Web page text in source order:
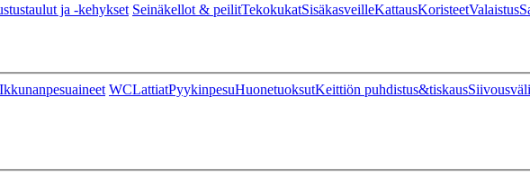
ja -kehykset Seinäkellot & peilitTekokukatSisäkasveilleKattausKoristeetValaistus
Ikkunanpesuaineet WCLattiatPyykinpesuHuonetuoksutKeittiön puhdistus&tiskaus